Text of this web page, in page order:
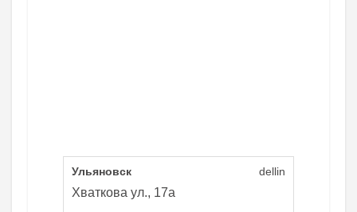
dellin
Ульяновск
Хваткова ул., 17а